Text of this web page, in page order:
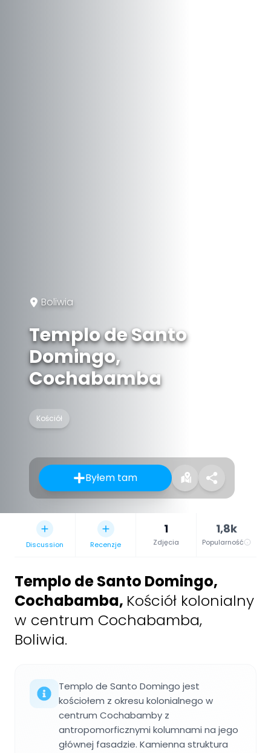
Boliwia
Templo de Santo
Domingo,
Cochabamba
Kościół
Byłem tam
Discussion Recenzje
1
Zdjęcia
1,8k
Popularność
Templo de Santo Domingo,
Cochabamba, Kościół kolonialny
w centrum Cochabamba,
Boliwia.
Templo de Santo Domingo jest
kościołem z okresu kolonialnego w
centrum Cochabamby z
antropomorficznymi kolumnami na jego
głównej fasadzie. Kamienna struktura